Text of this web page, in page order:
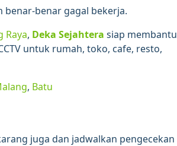
benar-benar gagal bekerja.
Raya, Deka Sejahtera siap membantu
untuk rumah, toko, cafe, resto,
, Batu
juga dan jadwalkan pengecekan